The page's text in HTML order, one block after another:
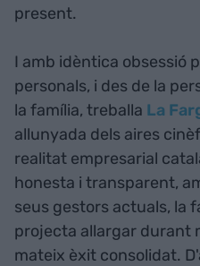
present.
I amb idèntica obsessió
personals, i des de la
la família, treballa La
allunyada dels aires
realitat empresarial
honesta i transparent,
seus gestors actuals, la
projecta allargar durant
mateix èxit consolidat.